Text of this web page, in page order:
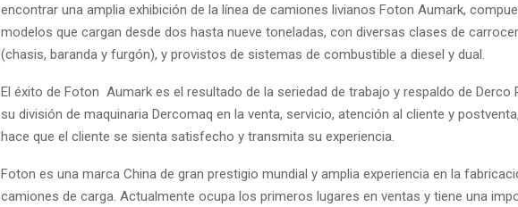
encontrar una amplia exhibición de la línea de camiones livianos Foton Aumark,
modelos que cargan desde dos hasta nueve toneladas, con diversas clases de
(chasis, baranda y furgón), y provistos de sistemas de combustible a diesel y dual.
El éxito de Foton Aumark es el resultado de la seriedad de trabajo y respaldo de Derco
su división de maquinaria Dercomaq en la venta, servicio, atención al cliente y
hace que el cliente se sienta satisfecho y transmita su experiencia.
Foton es una marca China de gran prestigio mundial y amplia experiencia en la
camiones de carga. Actualmente ocupa los primeros lugares en ventas y tiene una